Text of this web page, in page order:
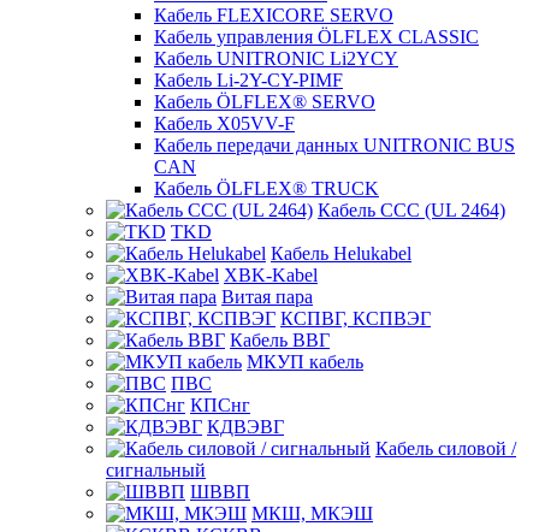
Кабель FLEXICORE SERVO
Кабель управления ÖLFLEX CLASSIC
Кабель UNITRONIC Li2YCY
Кабель Li-2Y-CY-PIMF
Кабель ÖLFLEX® SERVO
Кабель X05VV-F
Кабель передачи данных UNITRONIC BUS
CAN
Кабель ÖLFLEX® TRUCK
Кабель CCC (UL 2464)
TKD
Кабель Helukabel
XBK-Kabel
Витая пара
КСПВГ, КСПВЭГ
Кабель ВВГ
МКУП кабель
ПВС
КПСнг
КДВЭВГ
Кабель силовой /
сигнальный
ШВВП
МКШ, МКЭШ